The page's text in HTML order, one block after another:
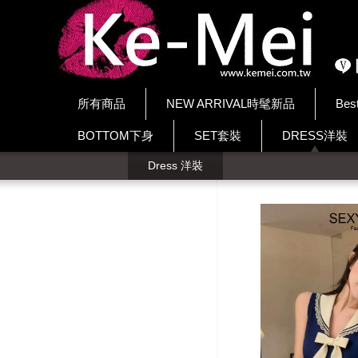
所有商品 NEW ARRIVAL時髦新品
BOTTOM下身 SET套裝 DRESS洋裝
Dress 洋裝